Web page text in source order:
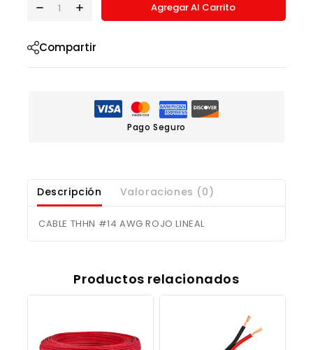
Agregar Al Carrito
Compartir
Pago Seguro
Descripción Valoraciones (0)
CABLE THHN #14 AWG ROJO LINEAL
Productos relacionados